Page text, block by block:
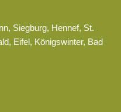
Siegburg, Hennef, St.
Eifel, Königswinter, Bad